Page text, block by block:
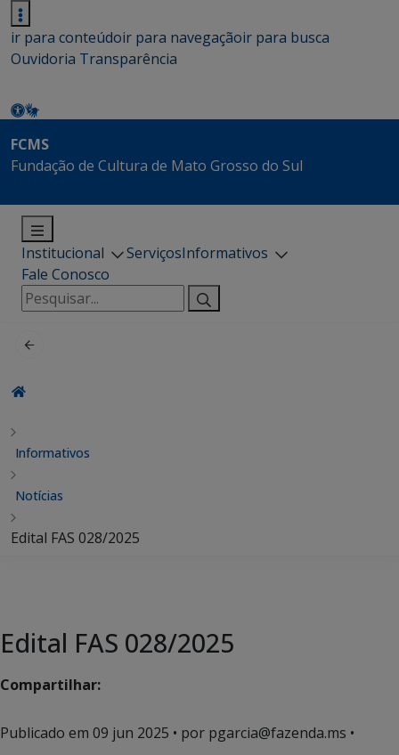
ir para conteúdoir para navegaçãoir para busca
Ouvidoria Transparência
FCMS
Fundação de Cultura de Mato Grosso do Sul
Institucional ServiçosInformativos
Fale Conosco
Pesquisar
por:
Informativos
Notícias
Edital FAS 028/2025
Edital FAS 028/2025
Compartilhar:
Publicado em 09 jun 2025 • por pgarcia@fazenda.ms •